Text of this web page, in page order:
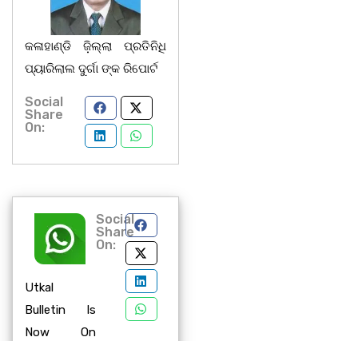
କଳାହାଣ୍ଡି ଜ଼ିଲ୍ଲା ପ୍ରତିନିଧି
ପ୍ୟାରିଲାଲ ଦୁର୍ଗା ଙ୍କ ରିପୋର୍ଟ
Social
Share
On:
Utkal
Bulletin Is
Now On
Social
Share
On: